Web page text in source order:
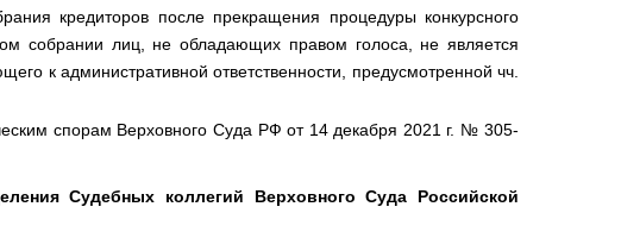
кредиторов после прекращения процедуры конкурсного
собрании лиц, не обладающих правом голоса, не является
к административной ответственности, предусмотренной чч.
спорам Верховного Суда РФ от 14 декабря 2021 г. № 305-
Судебных коллегий Верховного Суда Российской